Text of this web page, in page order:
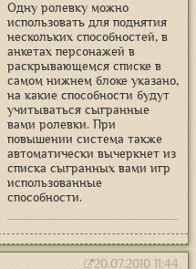
Одну ролевку можно
использовать для поднятия
нескольких способностей, в
анкетах персонажей в
раскрывающемся списке в
самом нижнем блоке указано,
на какие способности будут
учитываться сыгранные
вами ролевки. При
повышении система также
автоматически вычеркнет из
списка сыгранных вами игр
использованные
способности.
20.07.2010 11:44